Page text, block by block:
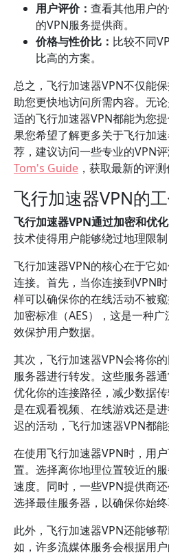
用户评价： 查看其他用户
的VPN服务提供商。
价格与性价比： 比较不同
比高的方案。
总之，飞行加速器VPN不仅能
助您更快地访问所需内容。无
适的飞行加速器VPN都能为您
果您希望了解更多关于飞行加
荐，建议访问一些专业的VPN
Tom's Guide ，获取最新的评测
飞行加速器VPN的
飞行加速器VPN通过加密和优化
技术使得用户能够绕过地理限制
飞行加速器VPN的核心在于它
连接。首先，当你连接到VPN
样可以确保你的在线活动不被
加密标准（AES），这是一种
效保护用户数据。
其次，飞行加速器VPN会将你
服务器进行转发。这些服务器
优化你的连接路径，减少数据
是在观看视频、在线游戏还是
迟的活动，飞行加速器VPN都能
在使用飞行加速器VPN时，用
置。选择离你地理位置较近的
速度。同时，一些VPN提供商
选择最佳服务器，以确保你始终
此外，飞行加速器VPN还能够
如，许多流媒体服务会根据用